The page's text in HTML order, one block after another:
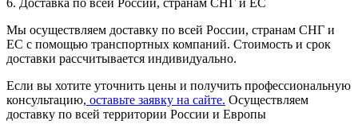
6. Доставка по всей России, странам СНГ и ЕС
Мы осуществляем доставку по всей России, странам СНГ и
ЕС с помощью транспортных компаний. Стоимость и срок
доставки рассчитывается индивидуально.
Если вы хотите уточнить цены и получить профессиональную
консультацию, оставьте заявку на сайте. Осуществляем
доставку по всей территории России и Европы